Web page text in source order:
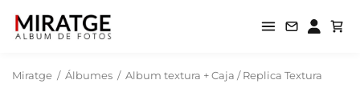
Miratge / Álbumes / Album textura + Caja / Replica Textura